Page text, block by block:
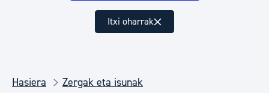
Itxi oharrak
Hasiera
Zergak eta isunak